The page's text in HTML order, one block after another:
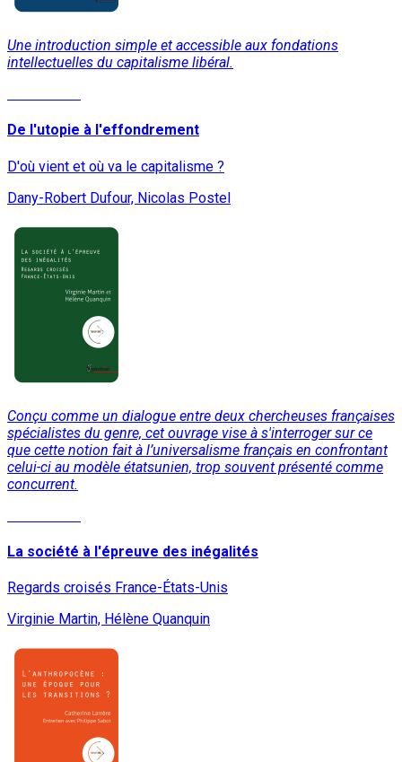
Une introduction simple et accessible aux fondations
intellectuelles du capitalisme libéral.
De l'utopie à l'effondrement
D'où vient et où va le capitalisme ?
Dany-Robert Dufour, Nicolas Postel
Conçu comme un dialogue entre deux chercheuses françaises
spécialistes du genre, cet ouvrage vise à s'interroger sur ce
que cette notion fait à l’universalisme français en confrontant
celui-ci au modèle étatsunien, trop souvent présenté comme
concurrent.
La société à l'épreuve des inégalités
Regards croisés France-États-Unis
Virginie Martin, Hélène Quanquin